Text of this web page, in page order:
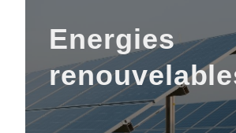
Energies